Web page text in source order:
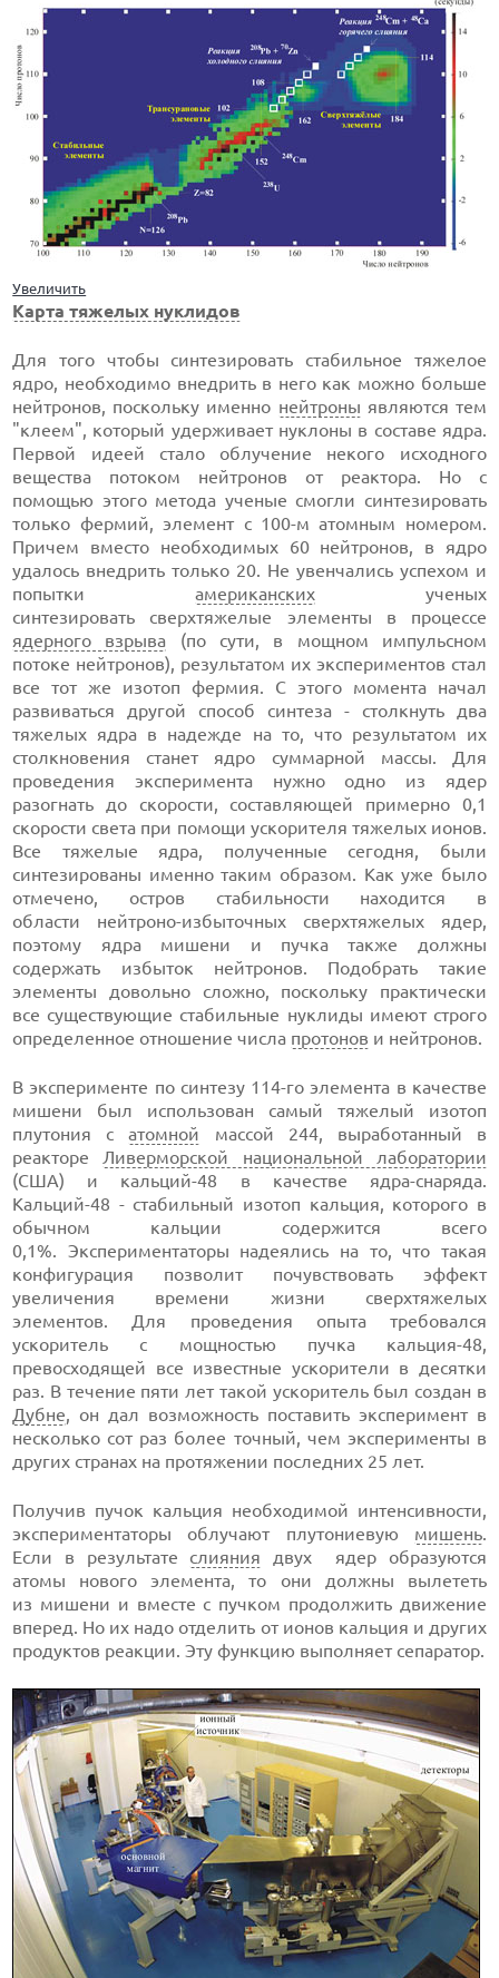
Увеличить
Карта тяжелых нуклидов
Для того чтобы синтезировать стабильное тяжелое
ядро, необходимо внедрить в него как можно больше
нейтронов, поскольку именно нейтроны являются тем
"клеем", который удерживает нуклоны в составе ядра.
Первой идеей стало облучение некого исходного
вещества потоком нейтронов от реактора. Но с
помощью этого метода ученые смогли синтезировать
только фермий, элемент с 100-м атомным номером.
Причем вместо необходимых 60 нейтронов, в ядро
удалось внедрить только 20. Не увенчались успехом и
попытки американских ученых
синтезировать сверхтяжелые элементы в процессе
ядерного взрыва (по сути, в мощном импульсном
потоке нейтронов), результатом их экспериментов стал
все тот же изотоп фермия. С этого момента начал
развиваться другой способ синтеза - столкнуть два
тяжелых ядра в надежде на то, что результатом их
столкновения станет ядро суммарной массы. Для
проведения эксперимента нужно одно из ядер
разогнать до скорости, составляющей примерно 0,1
скорости света при помощи ускорителя тяжелых ионов.
Все тяжелые ядра, полученные сегодня, были
синтезированы именно таким образом. Как уже было
отмечено, остров стабильности находится в
области нейтроно-избыточных сверхтяжелых ядер,
поэтому ядра мишени и пучка также должны
содержать избыток нейтронов. Подобрать такие
элементы довольно сложно, поскольку практически
все существующие стабильные нуклиды имеют строго
определенное отношение числа протонов и нейтронов.
В эксперименте по синтезу 114-го элемента в качестве
мишени был использован самый тяжелый изотоп
плутония сатомной массой 244, выработанный в
реакторе Ливерморской национальной лаборатории
(США) и кальций-48 в качестве ядра-снаряда.
Кальций-48 - стабильный изотоп кальция, которого в
обычном кальции содержится всего
0,1%. Экспериментаторы надеялись на то, что такая
конфигурация позволит почувствовать эффект
увеличения времени жизни сверхтяжелых
элементов. Для проведения опыта требовался
ускоритель с мощностью пучка кальция-48,
превосходящей все известные ускорители в десятки
раз. В течение пяти лет такой ускоритель был создан в
Дубне, он дал возможность поставить эксперимент в
несколько сот раз более точный, чем эксперименты в
других странах на протяжении последних 25 лет.
Получив пучок кальция необходимой интенсивности,
экспериментаторы облучают плутониевую мишень.
Если в результате слияния двух ядер образуются
атомы нового элемента, то они должны вылететь
из мишени и вместе с пучком продолжить движение
вперед. Но их надо отделить от ионов кальция и других
продуктов реакции. Эту функцию выполняет сепаратор.